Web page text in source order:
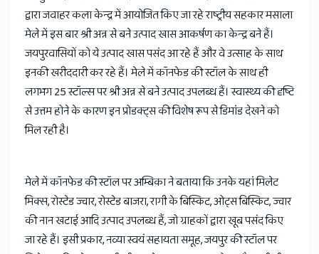
द्वारा जवाहर कला केन्द्र में आयोजित किए जा रहे राष्ट्रीय सहकार मसाला
मेले में इस बार श्री अन्न से बने उत्पाद खास आकर्षण का केन्द्र बने हैं।
जयपुरवासियों को ये उत्पाद खास पसंद आ रहे हैं और वे उत्साह के साथ
इनकी खरीददारी कर रहे हैं। मेले में कॉनफेड की स्टॉल के साथ ही
लगभग 25 स्टॉल्स पर श्री अन्न से बने उत्पाद उपलब्ध हैं। स्वास्थ्य की दृष्टि
से उत्तम होने के कारण इन प्रोडक्ट्स की विशेष रूप से डिमांड देखने को
मिल रही है।
मेले में कॉनफेड की स्टॉल पर अम्बिका ने बताया कि उनके यहां मिलेट
मिक्स, रोस्टेड ज्वार, रोस्टेड बाजरा, रागी के बिस्किट, ओट्स बिस्किट, ज्वार
की नान खटाई आदि उत्पाद उपलब्ध हैं, जो ग्राहकों द्वारा खूब पसंद किए
जा रहे हैं। इसी प्रकार, नव्या स्वयं सहायता समूह, जयपुर की स्टॉल पर